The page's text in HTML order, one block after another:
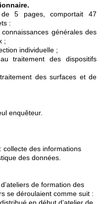
5 pages, comportait 47
:
générales des
;
individuelle ;
traitement des dispositifs
des surfaces et de
enquêteur.
collecte des informations
des données.
de formation des
se déroulaient comme suit :